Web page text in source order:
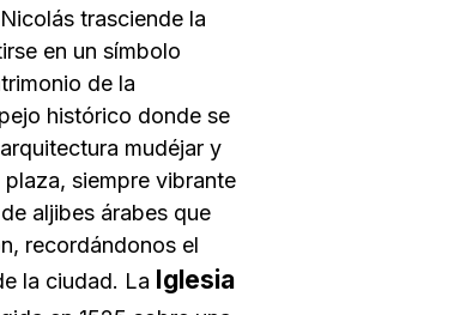
trasciende la
en un símbolo
de la
histórico donde se
mudéjar y
siempre vibrante
aljibes árabes que
recordándonos el
la ciudad. La Iglesia